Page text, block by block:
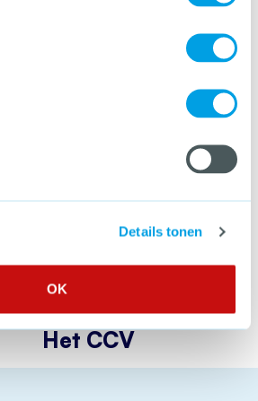
Details tonen
OK
GV Utrecht
Het CCV